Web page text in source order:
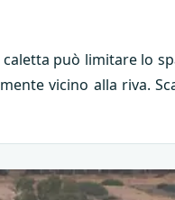
può limitare lo
vicino alla riva.